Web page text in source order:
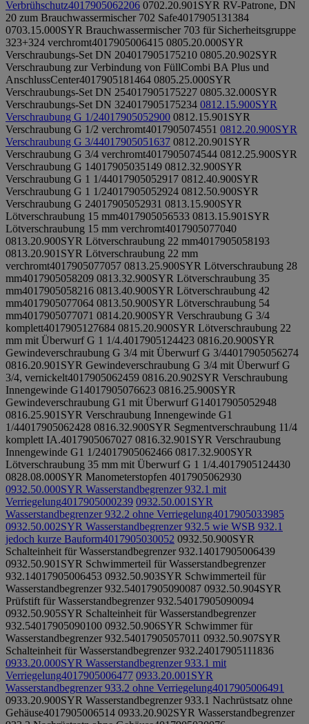
Verbrühschutz4017905062206 0702.20.901 SYR RV-Patrone, DN
20 zum Brauchwassermischer 702 Safe4017905131384
0703.15.000SYR Brauchwassermischer 703 für Sicherheitsgruppe
323+324 verchromt4017905006415 0805.20.000SYR
Verschraubungs-Set DN 204017905175210 0805.20.902SYR
Verschraubung zur Verbindung von FüllCombi BA Plus und
AnschlussCenter4017905181464 0805.25.000SYR
Verschraubungs-Set DN 254017905175227 0805.32.000SYR
Verschraubungs-Set DN 324017905175234 0812.15.900SYR
Verschraubung G 1/24017905052900 0812.15.901 SYR
Verschraubung G 1/2 verchromt4017905074551 0812.20.900SYR
Verschraubung G 3/44017905051637 0812.20.901 SYR
Verschraubung G 3/4 verchromt4017905074544 0812.25.900SYR
Verschraubung G 14017905035149 0812.32.900SYR
Verschraubung G 1 1/44017905052917 0812.40.900SYR
Verschraubung G 1 1/24017905052924 0812.50.900SYR
Verschraubung G 24017905052931 0813.15.900SYR
Lötverschraubung 15 mm4017905056533 0813.15.901 SYR
Lötverschraubung 15 mm verchromt4017905077040
0813.20.900SYR Lötverschraubung 22 mm4017905058193
0813.20.901 SYR Lötverschraubung 22 mm
verchromt4017905077057 0813.25.900SYR Lötverschraubung 28
mm4017905058209 0813.32.900SYR Lötverschraubung 35
mm4017905058216 0813.40.900SYR Lötverschraubung 42
mm4017905077064 0813.50.900SYR Lötverschraubung 54
mm4017905077071 0814.20.900SYR Verschraubung G 3/4
komplett4017905127684 0815.20.900SYR Lötverschraubung 22
mm mit Überwurf G 1 1/4.4017905124423 0816.20.900SYR
Gewindeverschraubung G 3/4 mit Überwurf G 3/44017905056274
0816.20.901 SYR Gewindeverschraubung G 3/4 mit Überwurf G
3/4, vernickelt4017905062459 0816.20.902SYR Verschraubung
Innengewinde G14017905076623 0816.25.900SYR
Gewindeverschraubung G1 mit Überwurf G14017905052948
0816.25.901 SYR Verschraubung Innengewinde G1
1/44017905062428 0816.32.900SYR Segmentverschraubung 11/4
komplett IA.4017905067027 0816.32.901 SYR Verschraubung
Innengewinde G1 1/24017905062466 0817.32.900SYR
Lötverschraubung 35 mm mit Überwurf G 1 1/4.4017905124430
0828.08.000SYR Manometerstopfen 4017905062930
0932.50.000SYR Wasserstandbegrenzer 932.1 mit
Verriegelung4017905000239 0932.50.001 SYR
Wasserstandbegrenzer 932.2 ohne Verriegelung4017905033985
0932.50.002SYR Wasserstandbegrenzer 932.5 wie WSB 932.1
jedoch kurze Bauform4017905030052 0932.50.900SYR
Schalteinheit für Wasserstandbegrenzer 932.14017905006439
0932.50.901 SYR Schwimmerteil für Wasserstandbegrenzer
932.14017905006453 0932.50.903SYR Schwimmerteil für
Wasserstandbegrenzer 932.54017905090087 0932.50.904SYR
Prüfstift für Wasserstandbegrenzer 932.54017905090094
0932.50.905SYR Schalteinheit für Wasserstandbegrenzer
932.54017905090100 0932.50.906SYR Schwimmer für
Wasserstandbegrenzer 932.54017905057011 0932.50.907SYR
Schalteinheit für Wasserstandbegrenzer 932.24017905111836
0933.20.000SYR Wasserstandbegrenzer 933.1 mit
Verriegelung4017905006477 0933.20.001 SYR
Wasserstandbegrenzer 933.2 ohne Verriegelung4017905006491
0933.20.900SYR Wasserstandbegrenzer 933.1 Nachrüstsatz ohne
Gehäuse4017905006514 0933.20.902SYR Wasserstandbegrenzer